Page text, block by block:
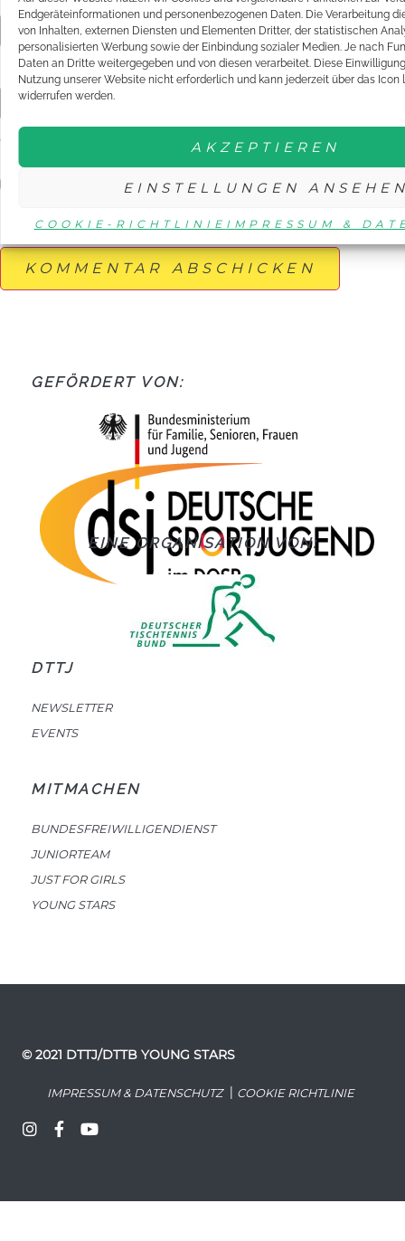
Endgeräteinformationen und personenbezogenen Daten. Die Verarbeitung
von Inhalten, externen Diensten und Elementen Dritter, der statistischen
personalisierten Werbung sowie der Einbindung sozialer Medien. Je nach
Daten an Dritte weitergegeben und von diesen verarbeitet. Diese
Nutzung unserer Website nicht erforderlich und kann jederzeit über das Icon
widerrufen werden.
AKZEPTIEREN
EINSTELLUNGEN
COOKIE-RICHTLINIE IMPRESSUM &
E-Mail-Adresse*
Website
meinen nächsten Kommentar speichern.
GEFÖRDERT VON:
EINE ORGANISATION VON:
DTTJ
NEWSLETTER
EVENTS
MITMACHEN
BUNDESFREIWILLIGENDIENST
JUNIORTEAM
JUST FOR GIRLS
YOUNG STARS
© 2021 DTTJ/DTTB YOUNG STARS
IMPRESSUM & DATENSCHUTZ| COOKIE RICHTLINIE